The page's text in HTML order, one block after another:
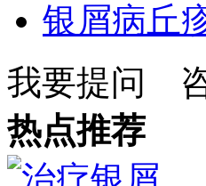
银屑病丘
我要提问
热点推荐